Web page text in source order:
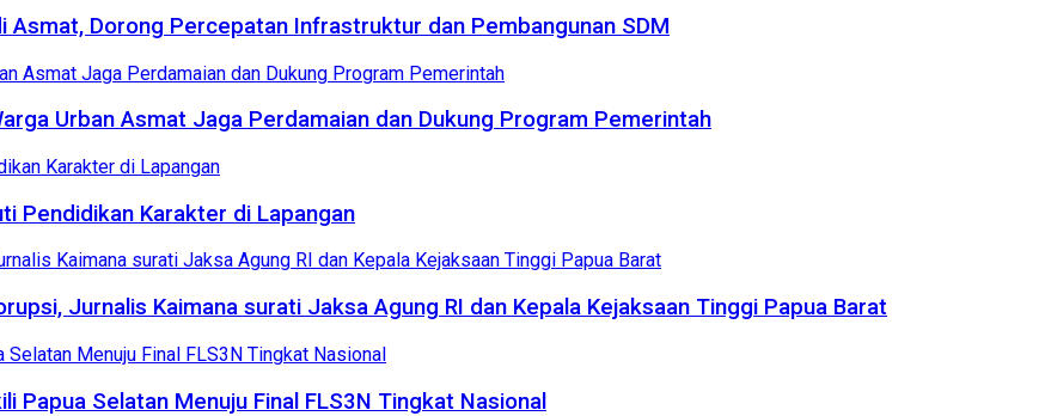
Dorong Percepatan Infrastruktur dan Pembangunan SDM
Urban Asmat Jaga Perdamaian dan Dukung Program Pemerintah
Pendidikan Karakter di Lapangan
Jurnalis Kaimana surati Jaksa Agung RI dan Kepala Kejaksaan Tinggi Papua Barat
Papua Selatan Menuju Final FLS3N Tingkat Nasional